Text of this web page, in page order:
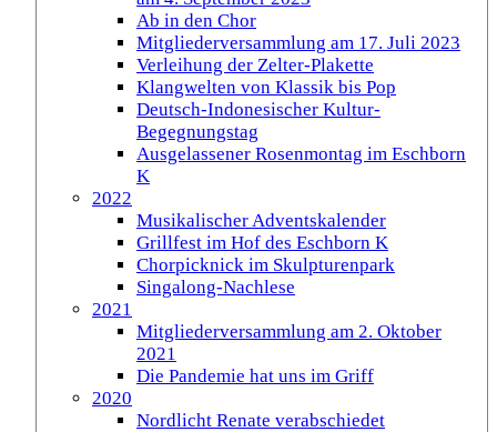
Ab in den Chor
Mitgliederversammlung am 17. Juli 2023
Verleihung der Zelter-Plakette
Klangwelten von Klassik bis Pop
Deutsch-Indonesischer Kultur-
Begegnungstag
Ausgelassener Rosenmontag im Eschborn
K
2022
Musikalischer Adventskalender
Grillfest im Hof des Eschborn K
Chorpicknick im Skulpturenpark
Singalong-Nachlese
2021
Mitgliederversammlung am 2. Oktober
2021
Die Pandemie hat uns im Griff
2020
Nordlicht Renate verabschiedet